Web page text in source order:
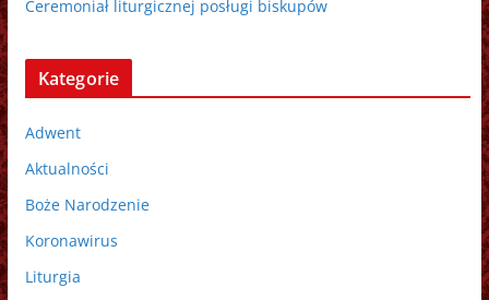
Ceremoniał liturgicznej posługi biskupów
Kategorie
Adwent
Aktualności
Boże Narodzenie
Koronawirus
Liturgia